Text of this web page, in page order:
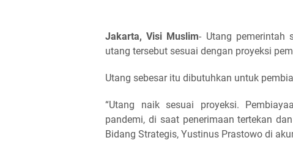
Jakarta, Visi Muslim- Utang pemerintah
utang tersebut sesuai dengan proyeksi
Utang sebesar itu dibutuhkan untuk
“Utang naik sesuai proyeksi.
pandemi, di saat penerimaan tertekan
Bidang Strategis, Yustinus Prastowo di